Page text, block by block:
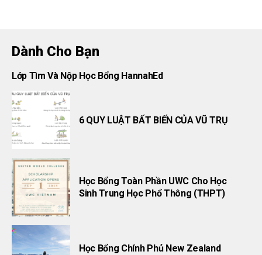
Dành Cho Bạn
Lớp Tìm Và Nộp Học Bổng HannahEd
6 QUY LUẬT BẤT BIẾN CỦA VŨ TRỤ
Học Bổng Toàn Phần UWC Cho Học
Sinh Trung Học Phổ Thông (THPT)
Học Bổng Chính Phủ New Zealand